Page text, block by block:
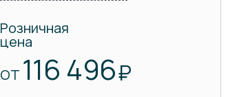
Розничная
цена
ОТ 116 496₽